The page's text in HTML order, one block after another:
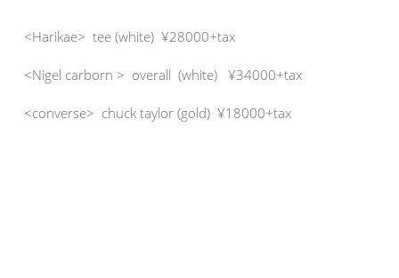
<Harikae> tee (white) ¥28000+tax
<Nigel carborn > overall (white) ¥34000+tax
<converse> chuck taylor (gold) ¥18000+tax